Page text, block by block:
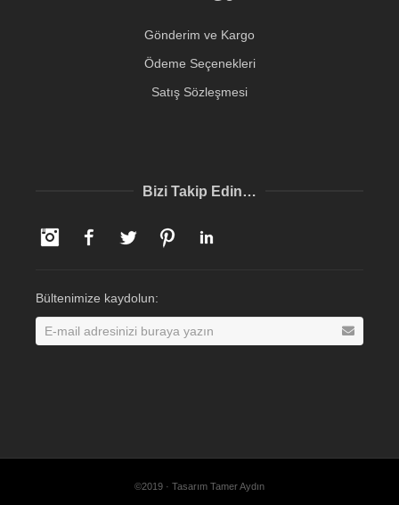
Gönderim ve Kargo
Ödeme Seçenekleri
Satış Sözleşmesi
Bizi Takip Edin…
InstagramFacebookTwitter Pinterest
Bültenimize kaydolun:
©2019 · Tasarım Tamer Aydın